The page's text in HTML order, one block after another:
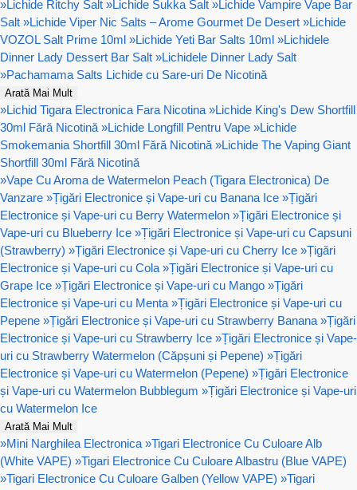
»Lichide Ritchy Salt »Lichide Sukka Salt »Lichide Vampire Vape Bar
Salt »Lichide Viper Nic Salts – Arome Gourmet De Desert »Lichide
VOZOL Salt Prime 10ml »Lichide Yeti Bar Salts 10ml »Lichidele
Dinner Lady Dessert Bar Salt »Lichidele Dinner Lady Salt
»Pachamama Salts Lichide cu Sare-uri De Nicotină
Arată Mai Mult
»Lichid Tigara Electronica Fara Nicotina »Lichide King's Dew Shortfill
30ml Fără Nicotină »Lichide Longfill Pentru Vape »Lichide
Smokemania Shortfill 30ml Fără Nicotină »Lichide The Vaping Giant
Shortfill 30ml Fără Nicotină
»Vape Cu Aroma de Watermelon Peach (Tigara Electronica) De
Vanzare »Țigări Electronice și Vape-uri cu Banana Ice »Țigări
Electronice și Vape-uri cu Berry Watermelon »Țigări Electronice și
Vape-uri cu Blueberry Ice »Țigări Electronice și Vape-uri cu Capsuni
(Strawberry) »Țigări Electronice și Vape-uri cu Cherry Ice »Țigări
Electronice și Vape-uri cu Cola »Țigări Electronice și Vape-uri cu
Grape Ice »Țigări Electronice și Vape-uri cu Mango »Țigări
Electronice și Vape-uri cu Menta »Țigări Electronice și Vape-uri cu
Pepene »Țigări Electronice și Vape-uri cu Strawberry Banana »Țigări
Electronice și Vape-uri cu Strawberry Ice »Țigări Electronice și Vape-
uri cu Strawberry Watermelon (Căpșuni și Pepene) »Țigări
Electronice și Vape-uri cu Watermelon (Pepene) »Țigări Electronice
și Vape-uri cu Watermelon Bubblegum »Țigări Electronice și Vape-uri
cu Watermelon Ice
Arată Mai Mult
»Mini Narghilea Electronica »Tigari Electronice Cu Culoare Alb
(White VAPE) »Tigari Electronice Cu Culoare Albastru (Blue VAPE)
»Tigari Electronice Cu Culoare Galben (Yellow VAPE) »Tigari